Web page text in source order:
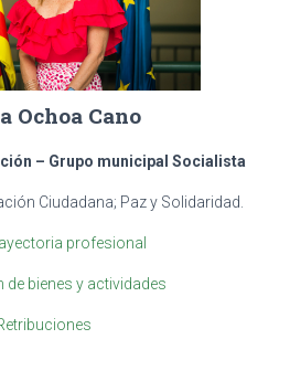
Ochoa Cano
– Grupo municipal Socialista
Ciudadana; Paz y Solidaridad.
profesional
de bienes y actividades